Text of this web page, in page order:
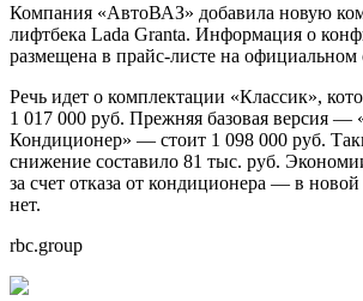
Компания «АвтоВАЗ» добавила новую
лифтбека Lada Granta. Информация о
размещена в прайс-листе на официальном
Речь идет о комплектации «Классик»,
1 017 000 руб. Прежняя базовая версия —
Кондиционер» — стоит 1 098 000 руб.
снижение составило 81 тыс. руб.
за счет отказа от кондиционера — в
нет.
rbc.group